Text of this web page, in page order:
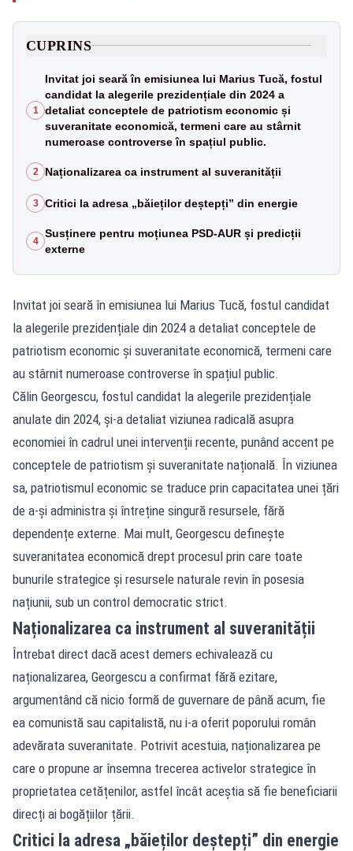
CUPRINS
1
Invitat joi seară în emisiunea lui Marius Tucă, fostul
candidat la alegerile prezidențiale din 2024 a
detaliat conceptele de patriotism economic și
suveranitate economică, termeni care au stârnit
numeroase controverse în spațiul public.
2 Naționalizarea ca instrument al suveranității
3 Critici la adresa „băieților deștepți” din energie
4
Susținere pentru moțiunea PSD-AUR și predicții
externe
Invitat joi seară în emisiunea lui Marius Tucă, fostul candidat
la alegerile prezidențiale din 2024 a detaliat conceptele de
patriotism economic și suveranitate economică, termeni care
au stârnit numeroase controverse în spațiul public.
Călin Georgescu, fostul candidat la alegerile prezidențiale
anulate din 2024, și-a detaliat viziunea radicală asupra
economiei în cadrul unei intervenții recente, punând accent pe
conceptele de patriotism și suveranitate națională. În viziunea
sa, patriotismul economic se traduce prin capacitatea unei țări
de a-și administra și întreține singură resursele, fără
dependențe externe. Mai mult, Georgescu definește
suveranitatea economică drept procesul prin care toate
bunurile strategice și resursele naturale revin în posesia
națiunii, sub un control democratic strict.
Naționalizarea ca instrument al suveranității
Întrebat direct dacă acest demers echivalează cu
naționalizarea, Georgescu a confirmat fără ezitare,
argumentând că nicio formă de guvernare de până acum, fie
ea comunistă sau capitalistă, nu i-a oferit poporului român
adevărata suveranitate. Potrivit acestuia, naționalizarea pe
care o propune ar însemna trecerea activelor strategice în
proprietatea cetățenilor, astfel încât aceștia să fie beneficiarii
direcți ai bogățiilor țării.
Critici la adresa „băieților deștepți” din energie